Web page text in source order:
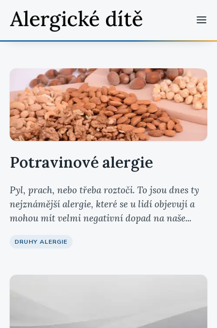
Potravinové alergie
Pyl, prach, nebo třeba roztoči. To jsou dnes ty
nejznámější alergie, které se u lidí objevují a
mohou mít velmi negativní dopad na naše...
DRUHY ALERGIE